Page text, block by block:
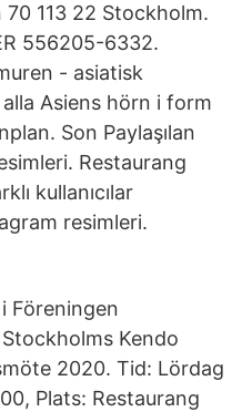
70 113 22 Stockholm.
556205-6332.
- asiatisk
Asiens hörn i form
Son Paylaşılan
Restaurang
kullanıcılar
resimleri.
i Föreningen
Stockholms Kendo
2020. Tid: Lördag
Plats: Restaurang